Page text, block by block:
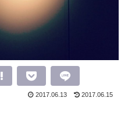
2017.06.13 2017.06.15